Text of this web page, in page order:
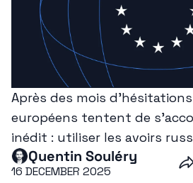
Après des mois
européens tentent de
inédit : utiliser les avoirs
Quentin Souléry
16 DECEMBER 2025